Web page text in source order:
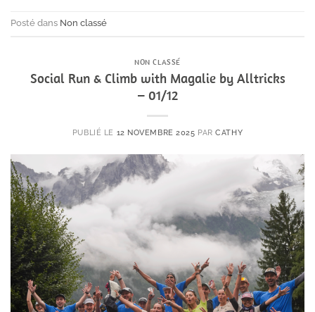
Posté dans Non classé
NON CLASSÉ
Social Run & Climb with Magalie by Alltricks
– 01/12
PUBLIÉ LE 12 NOVEMBRE 2025 PARCATHY